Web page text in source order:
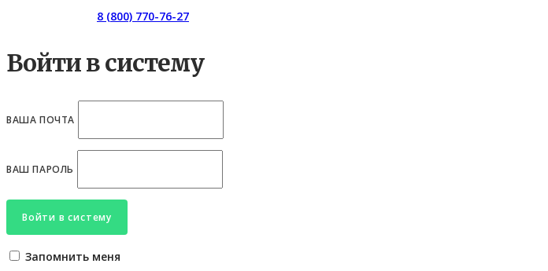
8 (800) 770-76-27
Войти в систему
ВАША ПОЧТА
ВАШ ПАРОЛЬ
Войти в систему
Запомнить меня